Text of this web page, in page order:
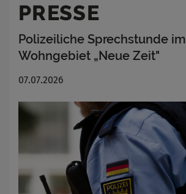
PRESSE
Polizeiliche Sprechstunde im
Wohngebiet „Neue Zeit"
07.07.2026